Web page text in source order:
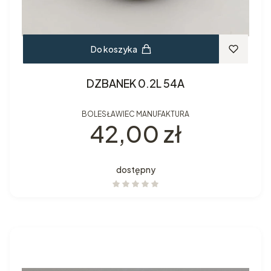
Do koszyka
DZBANEK 0.2L 54A
BOLESŁAWIEC MANUFAKTURA
Cena
42,00 zł
dostępny